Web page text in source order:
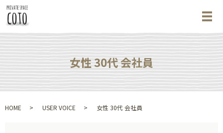
メ
女性 30代 会社員
HOME USER VOICE 女性 30代 会社員